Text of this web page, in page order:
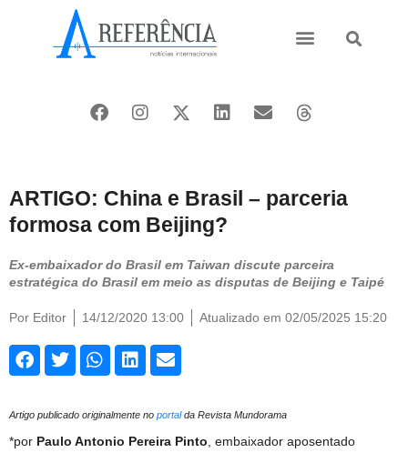
ARTIGO: China e Brasil – parceria
formosa com Beijing?
Ex-embaixador do Brasil em Taiwan discute parceira
estratégica do Brasil em meio as disputas de Beijing e Taipé
Por Editor 14/12/2020 13:00 Atualizado em 02/05/2025 15:20
Artigo publicado originalmente no portalda Revista Mundorama
*por Paulo Antonio Pereira Pinto, embaixador aposentado